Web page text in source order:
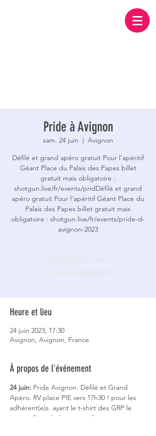
Pride à Avignon
sam. 24 juin
  |
Avignon
Défilé et grand apéro gratuit Pour l’apéritif
Géant Place du Palais des Papes billet
gratuit mais obligatoire :
shotgun.live/fr/events/pridDéfilé et grand
apéro gratuit Pour l’apéritif Géant Place du
Palais des Papes billet gratuit mais
obligatoire : shotgun.live/fr/events/pride-d-
avignon-2023
Heure et lieu
24 juin 2023, 17:30
Avignon, Avignon, France
À propos de l'événement
24 juin: Pride Avignon. Défilé et Grand
Apéro. RV place PIE vers 17h30 ! pour les
adhérent(e)s  ayant le t-shirt des GRP le
porter. Déambulation en ville avec musique